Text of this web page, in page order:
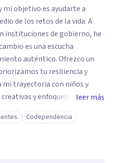
mi objetivo es ayudarte a
de los retos de la vida. A
instituciones de gobierno, he
es una escucha
auténtico. ​Ofrezco un
tu resiliencia y
mi trayectoria con niños y
y enfoques adaptados
Estoy aquí para escucharte
necesarias para fortalecer
leer más
Codependencia